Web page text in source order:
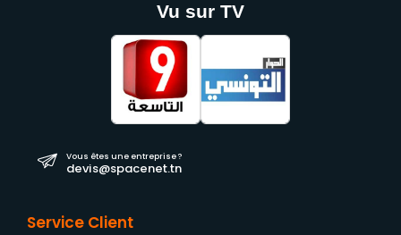
Vu sur TV
Vous êtes une entreprise ?
devis@spacenet.tn
Service Client